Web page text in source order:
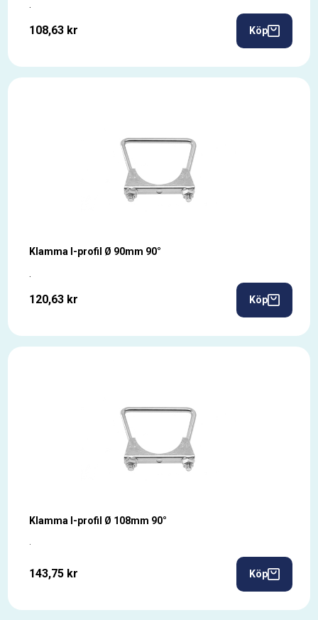
108,63 kr Köp
Klamma I-profil Ø 90mm 90°
120,63 kr Köp
Klamma I-profil Ø 108mm 90°
.
143,75 kr Köp